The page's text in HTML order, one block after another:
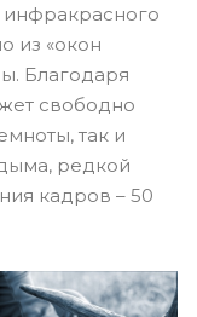
инфракрасного
из «окон
Благодаря
свободно
так и
редкой
кадров – 50